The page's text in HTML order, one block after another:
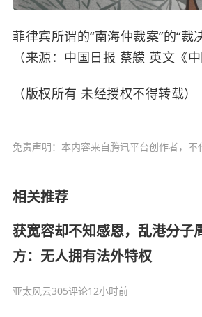
菲律宾所谓的“南海仲裁案”的“裁
（来源：中国日报 蔡艨 英文《
（版权所有 未经授权不得转载）
免责声明：本内容来自腾讯平台创作者，不
相关推荐
获宽容却不知感恩，乱港分子
方：无人拥有法外特权
亚太风云305评论12小时前